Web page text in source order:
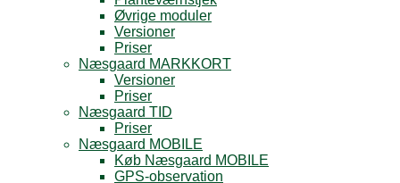
Øvrige moduler
Versioner
Priser
Næsgaard MARKKORT
Versioner
Priser
Næsgaard TID
Priser
Næsgaard MOBILE
Køb Næsgaard MOBILE
GPS-observation